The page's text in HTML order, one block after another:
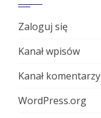
Zaloguj się
Kanał wpisów
Kanał komentarzy
WordPress.org